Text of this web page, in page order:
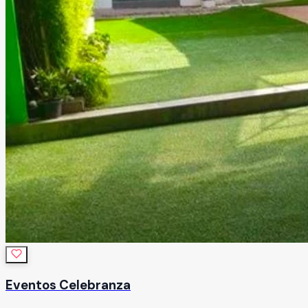
Eventos Celebranza